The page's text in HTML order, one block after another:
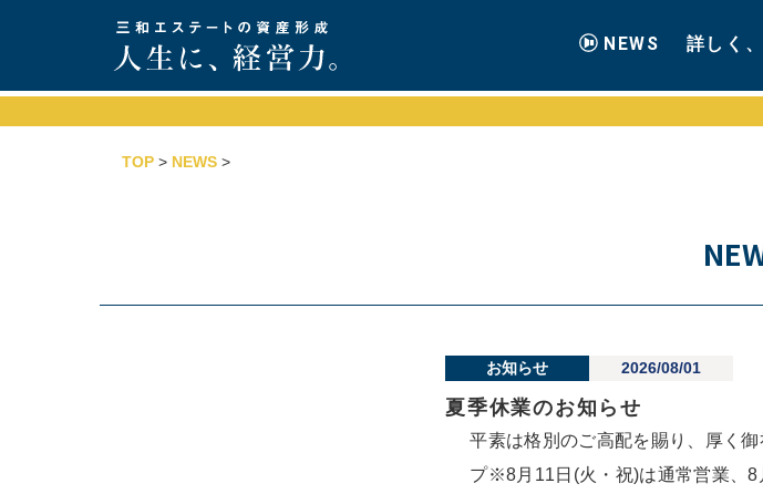
NEWS 詳しく
TOP> NEWS>
お知らせ 2026/08/01
夏季休業のお知らせ
平素は格別のご高配を賜り、厚く
プ※8月11日(火・祝)は通常営業、8